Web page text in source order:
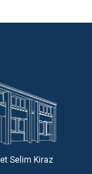
Selim Kiraz